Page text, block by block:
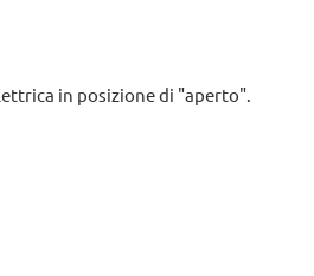
in posizione di "aperto".